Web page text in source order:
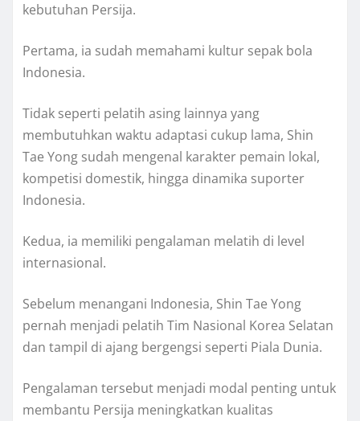
kebutuhan Persija.
Pertama, ia sudah memahami kultur sepak bola
Indonesia.
Tidak seperti pelatih asing lainnya yang
membutuhkan waktu adaptasi cukup lama, Shin
Tae Yong sudah mengenal karakter pemain lokal,
kompetisi domestik, hingga dinamika suporter
Indonesia.
Kedua, ia memiliki pengalaman melatih di level
internasional.
Sebelum menangani Indonesia, Shin Tae Yong
pernah menjadi pelatih Tim Nasional Korea Selatan
dan tampil di ajang bergengsi seperti Piala Dunia.
Pengalaman tersebut menjadi modal penting untuk
membantu Persija meningkatkan kualitas